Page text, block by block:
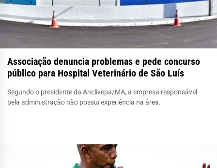
Associação denuncia problemas e pede concurso
público para Hospital Veterinário de São Luís
Segundo o presidente da Anclivepa/MA, a empresa responsável
pela administração não possui experiência na área.